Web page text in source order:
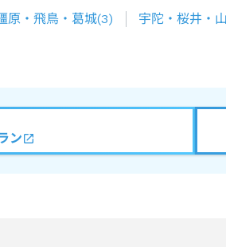
原・飛鳥・葛城(3) 宇陀・桜井・
ン